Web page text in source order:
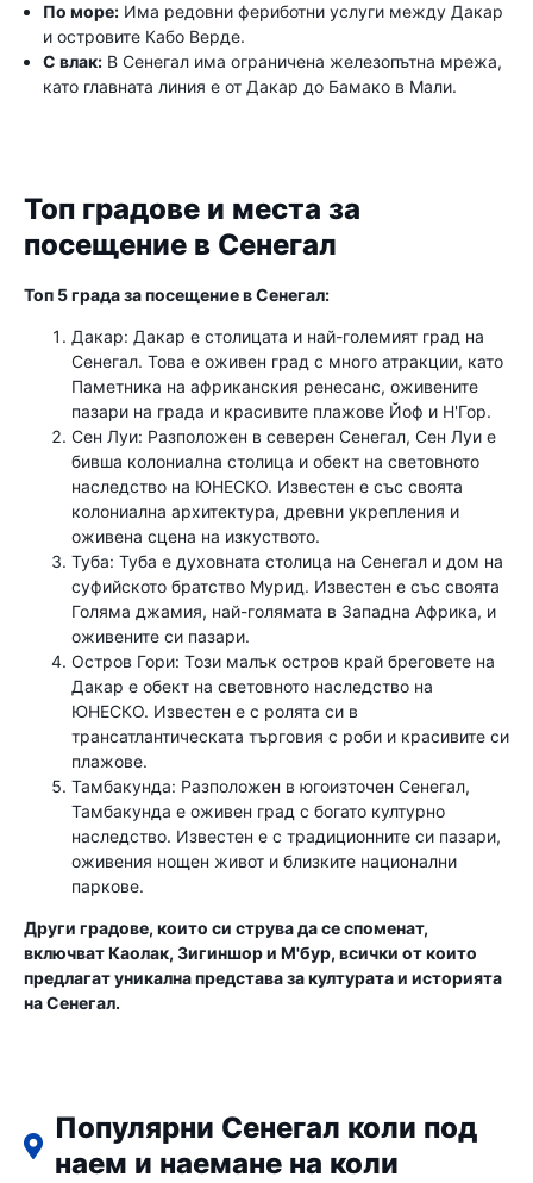
По море: Има редовни фериботни услуги между Дакар
и островите Кабо Верде.
С влак: В Сенегал има ограничена железопътна мрежа,
като главната линия е от Дакар до Бамако в Мали.
Топ градове и места за
посещение в Сенегал
Топ 5 града за посещение в Сенегал:
Дакар: Дакар е столицата и най-големият град на
Сенегал. Това е оживен град с много атракции, като
Паметника на африканския ренесанс, оживените
пазари на града и красивите плажове Йоф и Н'Гор.
Сен Луи: Разположен в северен Сенегал, Сен Луи е
бивша колониална столица и обект на световното
наследство на ЮНЕСКО. Известен е със своята
колониална архитектура, древни укрепления и
оживена сцена на изкуството.
Туба: Туба е духовната столица на Сенегал и дом на
суфийското братство Мурид. Известен е със своята
Голяма джамия, най-голямата в Западна Африка, и
оживените си пазари.
Остров Гори: Този малък остров край бреговете на
Дакар е обект на световното наследство на
ЮНЕСКО. Известен е с ролята си в
трансатлантическата търговия с роби и красивите си
плажове.
Тамбакунда: Разположен в югоизточен Сенегал,
Тамбакунда е оживен град с богато културно
наследство. Известен е с традиционните си пазари,
оживения нощен живот и близките национални
паркове.
Други градове, които си струва да се споменат,
включват Каолак, Зигиншор и М'бур, всички от които
предлагат уникална представа за културата и историята
на Сенегал.
Популярни Сенегал коли под
наем и наемане на коли